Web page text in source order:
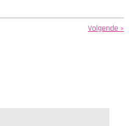
Volgende »